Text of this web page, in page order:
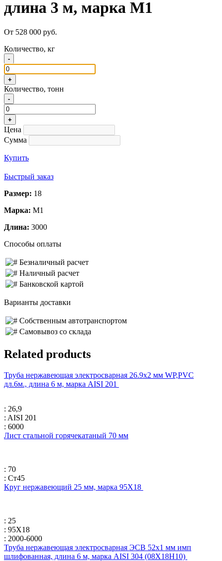
длина 3 м, марка М1
От 528 000 руб.
Количество, кг
-
+
Количество, тонн
-
+
Цена
Сумма
Купить
Быстрый заказ
Размер: 18
Марка: М1
Длина: 3000
Способы оплаты
Безналичный расчет
Наличный расчет
Банковской картой
Варианты доставки
Собственным автотранспортом
Самовывоз со склада
Related products
Труба нержавеющая электросварная 26.9х2 мм WP,PVC
дл.6м., длина 6 м, марка AISI 201
: 26,9
: AISI 201
: 6000
Лист стальной горячекатаный 70 мм
: 70
: Ст45
Круг нержавеющий 25 мм, марка 95Х18
: 25
: 95Х18
: 2000-6000
Труба нержавеющая электросварная ЭСВ 52х1 мм имп
шлифованная, длина 6 м, марка AISI 304 (08Х18Н10)